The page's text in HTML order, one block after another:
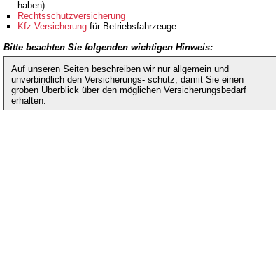
haben)
Rechtsschutzversicherung
Kfz-Versicherung für Betriebsfahrzeuge
Bitte beachten Sie folgenden wichtigen Hinweis:
Auf unseren Seiten beschreiben wir nur allgemein und
unverbindlich den Versicherungs- schutz, damit Sie einen
groben Überblick über den möglichen Versicherungsbedarf
erhalten.